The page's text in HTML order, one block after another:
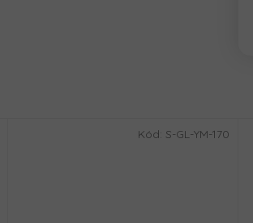
Kód: S-GL-YM-170